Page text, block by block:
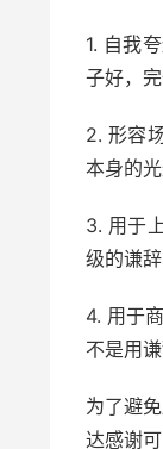
1. 自我
子好，
2. 形容
本身的
3. 用于
级的谦
4. 用于
不是用
为了避
达感谢